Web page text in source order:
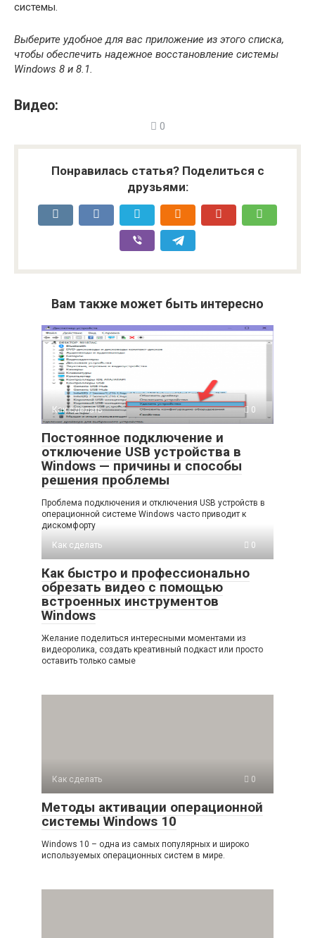
системы.
Выберите удобное для вас приложение из этого списка,
чтобы обеспечить надежное восстановление системы
Windows 8 и 8.1.
Видео:
0
Понравилась статья? Поделиться с
друзьями:
Вам также может быть интересно
Как сделать 0
Постоянное подключение и
отключение USB устройства в
Windows — причины и способы
решения проблемы
Проблема подключения и отключения USB устройств в
операционной системе Windows часто приводит к
дискомфорту
Как сделать
0
Как быстро и профессионально
обрезать видео с помощью
встроенных инструментов
Windows
Желание поделиться интересными моментами из
видеоролика, создать креативный подкаст или просто
оставить только самые
Как сделать 0
Методы активации операционной
системы Windows 10
Windows 10 – одна из самых популярных и широко
используемых операционных систем в мире.